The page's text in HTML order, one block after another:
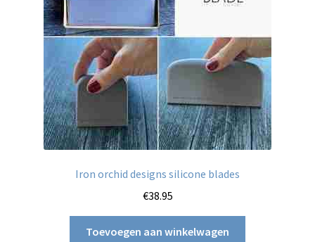
Iron orchid designs silicone blades
€38.95
Toevoegen aan winkelwagen